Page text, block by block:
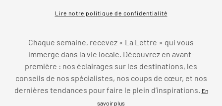
Lire notre politique de confidentialité
Chaque semaine, recevez « La Lettre » qui vous
immerge dans la vie locale. Découvrez en avant-
première : nos éclairages sur les destinations, les
conseils de nos spécialistes, nos coups de cœur, et nos
dernières tendances pour faire le plein d’inspirations. En
savoir plus